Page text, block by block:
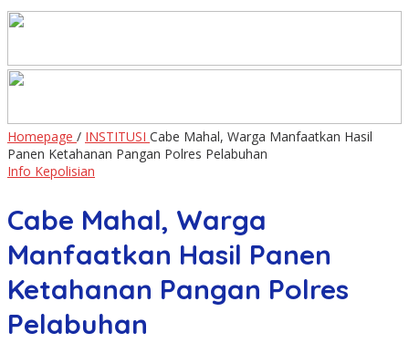
Homepage / INSTITUSI Cabe Mahal, Warga Manfaatkan Hasil
Panen Ketahanan Pangan Polres Pelabuhan
Info Kepolisian
Cabe Mahal, Warga
Manfaatkan Hasil Panen
Ketahanan Pangan Polres
Pelabuhan